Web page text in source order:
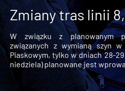
Zmiany tras linii 8,
W związku z planowanym
związanych z wymianą szyn
Piaskowym, tylko w dniach 28-
niedziela) planowane jest